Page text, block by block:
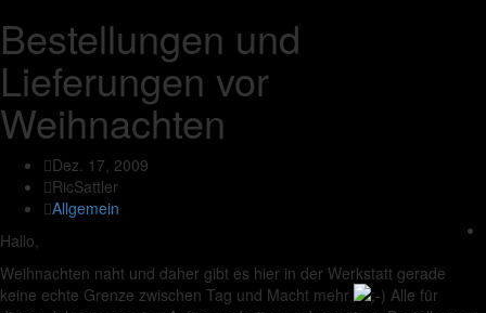
Bestellungen und
Lieferungen vor
Weihnachten
Dez. 17, 2009
RicSattler
Allgemein
Hallo,
Weihnachten naht und daher gibt es hier in der Werkstatt gerade
keine echte Grenze zwischen Tag und Macht mehr
Alle für